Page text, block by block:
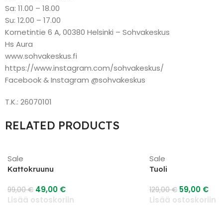
Sa: 11.00 – 18.00
Su: 12.00 – 17.00
Kornetintie 6 A, 00380 Helsinki – Sohvakeskus
Hs Aura
www.sohvakeskus.fi
https://www.instagram.com/sohvakeskus/
Facebook & Instagram @sohvakeskus
T.K.: 26070101
RELATED PRODUCTS
Sale
Kattokruunu
99,00€ 49,00 €
Lisää ostoskoriin
Sale
Tuoli
129,00€ 59,00 €
Lisää ostoskoriin